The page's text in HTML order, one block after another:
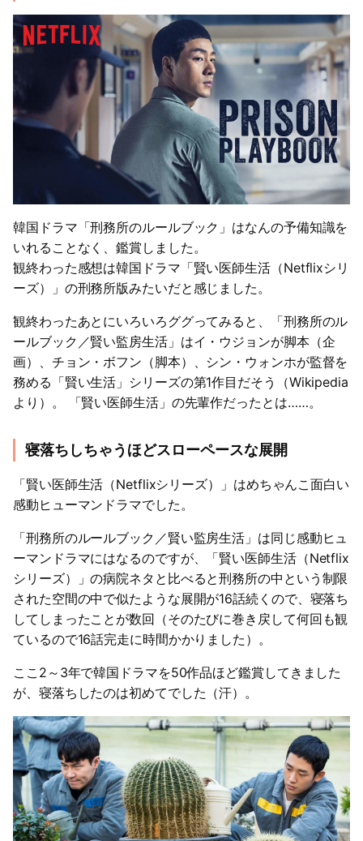
韓国ドラマ「刑務所のルールブック」はなんの予備知識を
いれることなく、鑑賞しました。
観終わった感想は韓国ドラマ「賢い医師生活（Netflixシリ
ーズ）」の刑務所版みたいだと感じました。
観終わったあとにいろいろググってみると、「刑務所のル
ールブック／賢い監房生活」はイ・ウジョンが脚本（企
画）、チョン・ボフン（脚本）、シン・ウォンホが監督を
務める「賢い生活」シリーズの第1作目だそう（Wikipedia
より）。 「賢い医師生活」の先輩作だったとは……。
寝落ちしちゃうほどスローペースな展開
「賢い医師生活（Netflixシリーズ）」はめちゃんこ面白い
感動ヒューマンドラマでした。
「刑務所のルールブック／賢い監房生活」は同じ感動ヒュ
ーマンドラマにはなるのですが、「賢い医師生活（Netflix
シリーズ）」の病院ネタと比べると刑務所の中という制限
された空間の中で似たような展開が16話続くので、寝落ち
してしまったことが数回（そのたびに巻き戻して何回も観
ているので16話完走に時間かかりました）。
ここ2～3年で韓国ドラマを50作品ほど鑑賞してきました
が、寝落ちしたのは初めてでした（汗）。